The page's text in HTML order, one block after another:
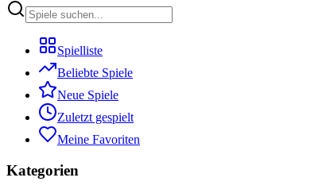
Spielliste
Beliebte Spiele
Neue Spiele
Zuletzt gespielt
Meine Favoriten
Kategorien